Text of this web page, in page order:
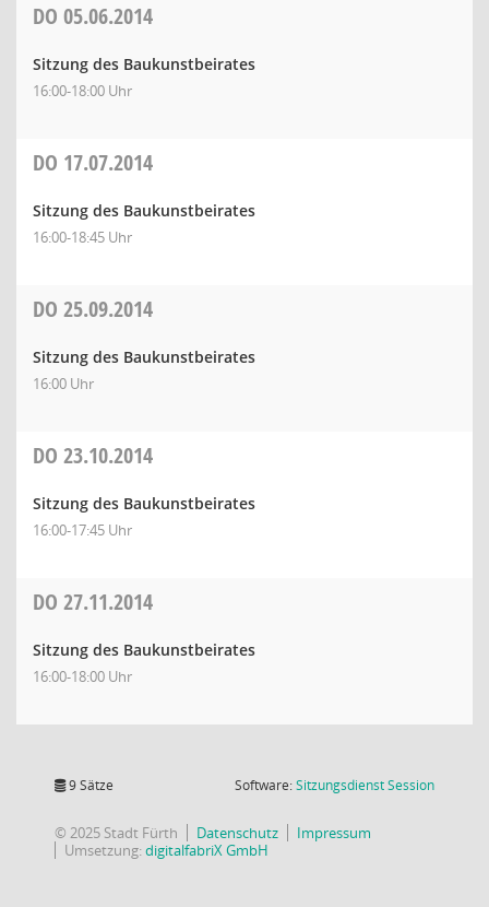
DO 05.06.2014
Sitzung des Baukunstbeirates
16:00-18:00 Uhr
DO 17.07.2014
Sitzung des Baukunstbeirates
16:00-18:45 Uhr
DO 25.09.2014
Sitzung des Baukunstbeirates
16:00 Uhr
DO 23.10.2014
Sitzung des Baukunstbeirates
16:00-17:45 Uhr
DO 27.11.2014
Sitzung des Baukunstbeirates
16:00-18:00 Uhr
9 Sätze Software:SitzungsdienstSession(Wird in
© 2025 Stadt Fürth Datenschutz
Impressum
Umsetzung:digitalfabriX GmbH